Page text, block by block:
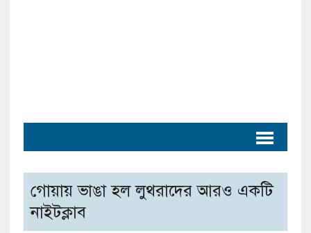
গোয়ায় ভাঙা হল লুথরাদের আরও একটি
নাইটক্লাব